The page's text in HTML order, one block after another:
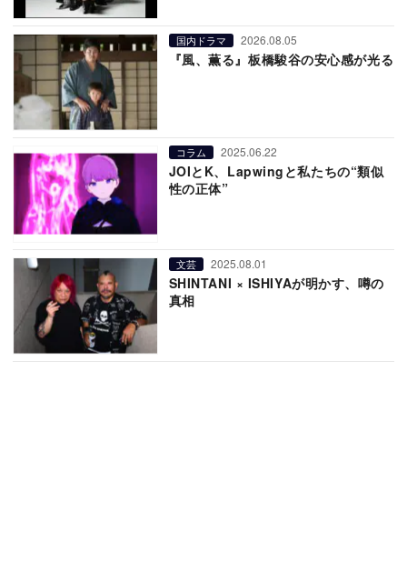
国内ドラマ 2026.08.05
『風、薫る』板橋駿谷の安心感が光る
コラム 2025.06.22
JOIとK、Lapwingと私たちの“類似
性の正体”
文芸 2025.08.01
SHINTANI × ISHIYAが明かす、噂の
真相